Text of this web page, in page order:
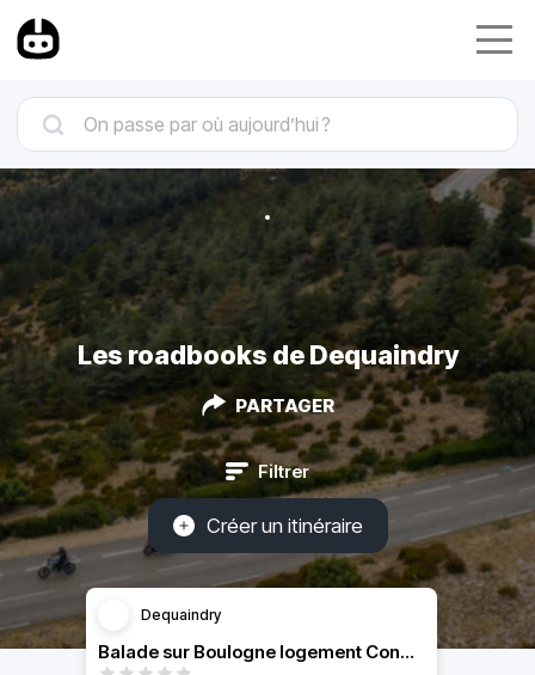
Les roadbooks de Dequaindry
PARTAGER
Filtrer
Créer un itinéraire
Dequaindry
Balade sur Boulogne logement Condette resto l Oree du bois